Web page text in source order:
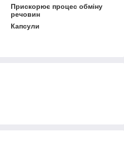
Прискорює процес обміну
речовин
Капсули